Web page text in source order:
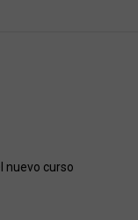
nuevo curso